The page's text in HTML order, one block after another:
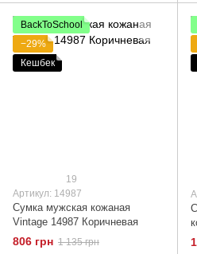
BackToSchool
−29%
Кешбек
19
Артикул: 14987
Сумка мужская кожаная
Vintage 14987 Коричневая
806 грн 1 135 грн